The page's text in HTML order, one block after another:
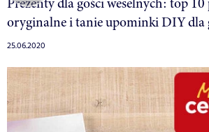
oryginalne i tanie upominki DIY dla
25.06.2020